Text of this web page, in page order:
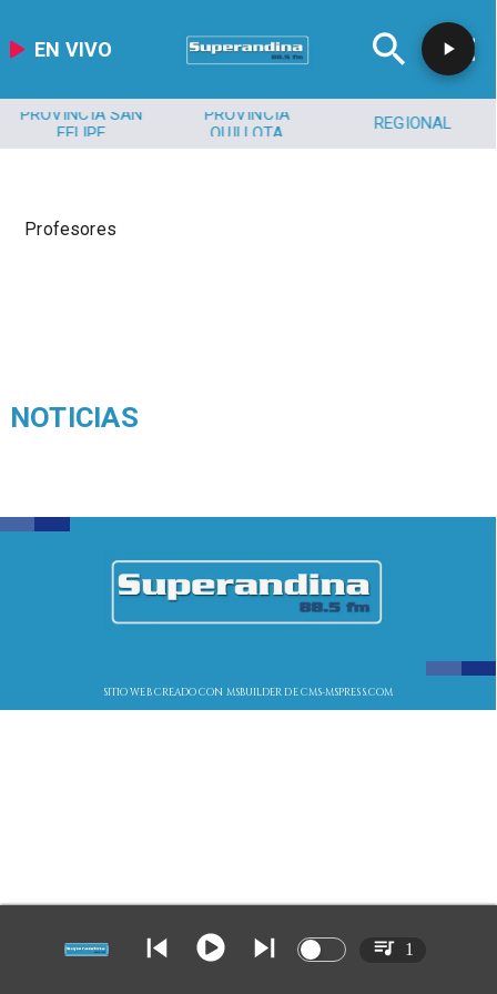
EN VIVO
PROVINCIA SAN
FELIPE
PROVINCIA
QUILLOTA
REGIONAL
Profesores
NOTICIAS
SITIO WEB CREADO CON MSBUILDER DE CMS-MSPRESS.COM
1